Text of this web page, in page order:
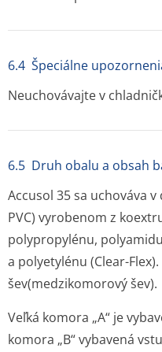
6.4 Špeciálne
Neuchovávajte v
6.5 Druh obalu a obsah
Accusol 35 sa uchováva
PVC) vyrobenom z
polypropylénu,
a polyetylénu (Clear-
šev(medzikomo­rový šev).
Veľká komora „A“ je
komora „B“ vybavená